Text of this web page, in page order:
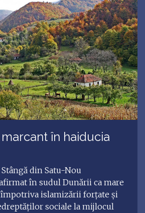
în haiducia
din Satu-Nou
în sudul Dunării ca mare
islamizării forţate şi
sociale la mijlocul